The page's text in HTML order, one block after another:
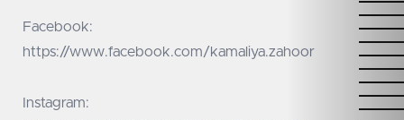
Facebook:
https://www.facebook.com/kamaliya.zahoor
Instagram: